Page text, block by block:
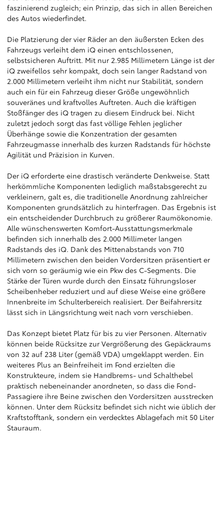
faszinierend zugleich; ein Prinzip, das sich in allen Bereichen
des Autos wiederfindet.
Die Platzierung der vier Räder an den äußersten Ecken des
Fahrzeugs verleiht dem iQ einen entschlossenen,
selbstsicheren Auftritt. Mit nur 2.985 Millimetern Länge ist der
iQ zweifellos sehr kompakt, doch sein langer Radstand von
2.000 Millimetern verleiht ihm nicht nur Stabilität, sondern
auch ein für ein Fahrzeug dieser Größe ungewöhnlich
souveränes und kraftvolles Auftreten. Auch die kräftigen
Stoßfänger des iQ tragen zu diesem Eindruck bei. Nicht
zuletzt jedoch sorgt das fast völlige Fehlen jeglicher
Überhänge sowie die Konzentration der gesamten
Fahrzeugmasse innerhalb des kurzen Radstands für höchste
Agilität und Präzision in Kurven.
Der iQ erforderte eine drastisch veränderte Denkweise. Statt
herkömmliche Komponenten lediglich maßstabsgerecht zu
verkleinern, galt es, die traditionelle Anordnung zahlreicher
Komponenten grundsätzlich zu hinterfragen. Das Ergebnis ist
ein entscheidender Durchbruch zu größerer Raumökonomie.
Alle wünschenswerten Komfort-Ausstattungsmerkmale
befinden sich innerhalb des 2.000 Millimeter langen
Radstands des iQ. Dank des Mittenabstands von 710
Millimetern zwischen den beiden Vordersitzen präsentiert er
sich vorn so geräumig wie ein Pkw des C-Segments. Die
Stärke der Türen wurde durch den Einsatz führungsloser
Scheibenheber reduziert und auf diese Weise eine größere
Innenbreite im Schulterbereich realisiert. Der Beifahrersitz
lässt sich in Längsrichtung weit nach vorn verschieben.
Das Konzept bietet Platz für bis zu vier Personen. Alternativ
können beide Rücksitze zur Vergrößerung des Gepäckraums
von 32 auf 238 Liter (gemäß VDA) umgeklappt werden. Ein
weiteres Plus an Beinfreiheit im Fond erzielten die
Konstrukteure, indem sie Handbrems- und Schalthebel
praktisch nebeneinander anordneten, so dass die Fond-
Passagiere ihre Beine zwischen den Vordersitzen ausstrecken
können. Unter dem Rücksitz befindet sich nicht wie üblich der
Kraftstofftank, sondern ein verdecktes Ablagefach mit 50 Liter
Stauraum.